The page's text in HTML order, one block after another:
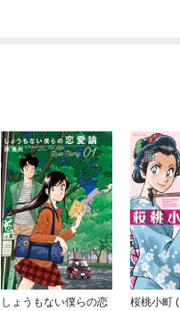
しょうもない僕らの恋
桜桃小町